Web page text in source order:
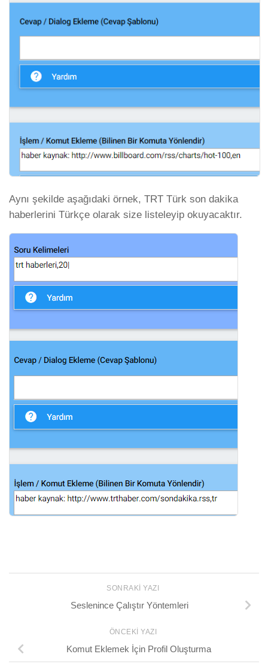
Aynı şekilde aşağıdaki örnek, TRT Türk son dakika
haberlerini Türkçe olarak size listeleyip okuyacaktır.
SONRAKI YAZI
Seslenince Çalıştır Yöntemleri
ÖNCEKI YAZI
Komut Eklemek İçin Profil Oluşturma